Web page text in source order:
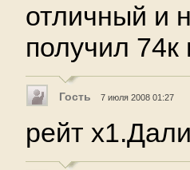
отличный и
получил 74к
Гость 7 июля 2008 01:27
рейт